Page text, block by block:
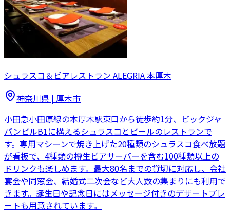
シュラスコ＆ビアレストラン ALEGRIA 本厚木
神奈川県 | 厚木市
小田急小田原線の本厚木駅東口から徒歩約1分、ビックジャ
パンビルB1に構えるシュラスコとビールのレストランで
す。専用マシーンで焼き上げた20種類のシュラスコ食べ放題
が看板で、4種類の樽生ビアサーバーを含む100種類以上の
ドリンクも楽しめます。最大80名までの貸切に対応し、会社
宴会や同窓会、結婚式二次会など大人数の集まりにも利用で
きます。誕生日や記念日にはメッセージ付きのデザートプレ
ートも用意されています。